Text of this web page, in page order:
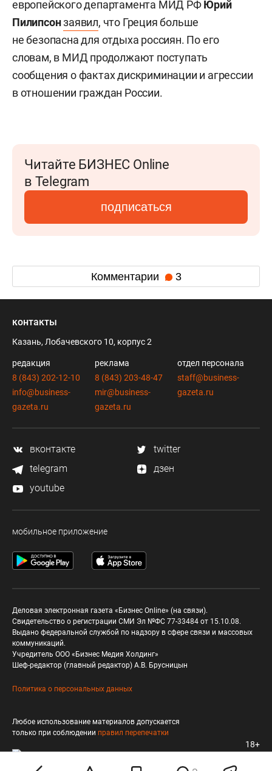
европейского департамента МИД РФЮрий
Пилипсонзаявил, что Греция больше
не безопасна для отдыха россиян. По его
словам, в МИД продолжают поступать
сообщения о фактах дискриминации и агрессии
в отношении граждан России.
Читайте БИЗНЕС Online
в Telegram
подписаться
Комментарии 3
контакты
Казань, Лобачевского 10, корпус 2
редакция
8 (843) 202-12-10
info@business-
gazeta.ru
реклама
8 (843) 203-48-47
mir@business-
gazeta.ru
отдел персонала
staff@business-
gazeta.ru
вконтакте
twitter
telegram
дзен
youtube
мобильное приложение
Деловая электронная газета «Бизнес Online» (на связи).
Свидетельство о регистрации СМИ Эл №ФС 77-33484 от 15.10.08.
Выдано федеральной службой по надзору в сфере связи и массовых
коммуникаций.
Учредитель ООО «Бизнес Медия Холдинг»
Шеф-редактор (главный редактор) А.В. Брусницын
Политика о персональных данных
Любое использование материалов допускается
только при соблюдении правил перепечатки
18+